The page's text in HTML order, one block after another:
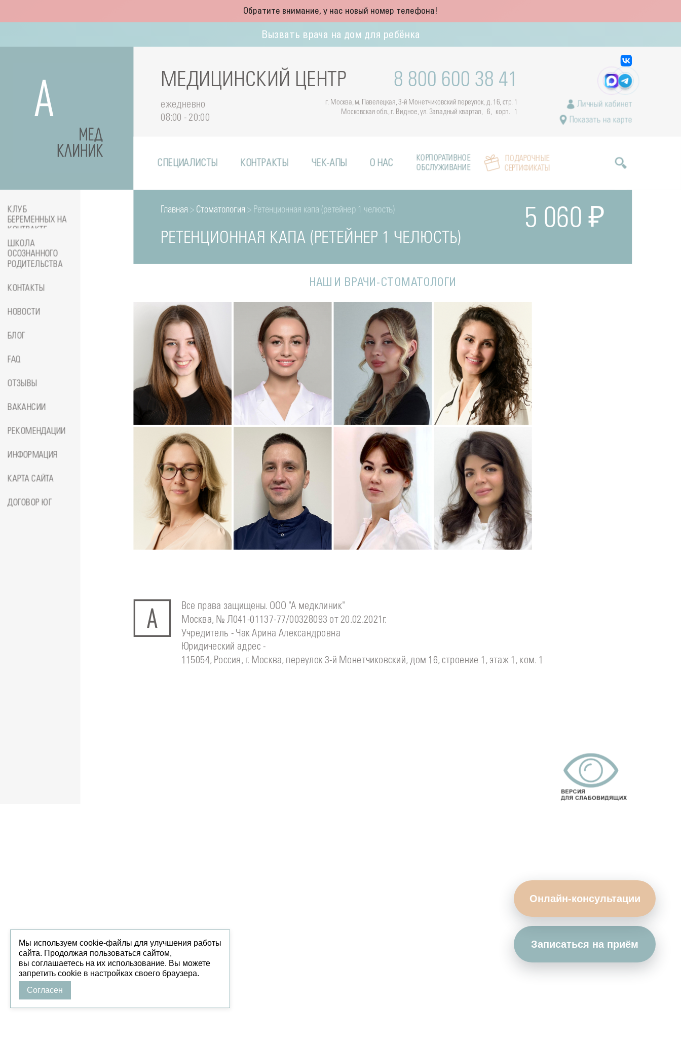
Обратите внимание, у нас новый номер телефона!
Вызвать врача на дом для ребёнка
МЕДИЦИНСКИЙ ЦЕНТР 8 800 600 38 41
г. Москва, м. Павелецкая, 3-й Монетчиковский переулок, д. 16, стр. 1
Московская обл., г. Видное, ул. Западный квартал, 6, корп. 1
ежедневно
08:00 - 20:00
Личный кабинет
Показать на карте
СПЕЦИАЛИСТЫ КОНТРАКТЫ ЧЕК-АПЫ О НАС
КОРПОРАТИВНОЕ
ОБСЛУЖИВАНИЕ
ПОДАРОЧНЫЕ
СЕРТИФИКАТЫ
КЛУБ
БЕРЕМЕННЫХ НА
КОНТРАКТЕ
ШКОЛА
ОСОЗНАННОГО
РОДИТЕЛЬСТВА
КОНТАКТЫ
НОВОСТИ
БЛОГ
FAQ
ОТЗЫВЫ
ВАКАНСИИ
РЕКОМЕНДАЦИИ
ИНФОРМАЦИЯ
КАРТА САЙТА
ДОГОВОР ЮГ
5 060 ₽
Главная > Стоматология > Ретенционная капа (ретейнер 1 челюсть)
РЕТЕНЦИОННАЯ КАПА (РЕТЕЙНЕР 1 ЧЕЛЮСТЬ)
НАШИ ВРАЧИ-СТОМАТОЛОГИ
Подробнее
Джумаева
Амина
Стоматолог-ортопед
Подробнее
о Наталья
Соколовская
Стоматолог-терапевт
Подробнеео Полина
Соколовская
Стоматолог-терапевт
Подробнеео
Прохорова
Стоматолог-терапевт
Подробнеео
Сейфетдинова
Стоматолог-ортодонт
Подробнеео
Симонов
Стоматолог детский
Подробнее о
Ситдикова
Стоматолог-хирург
Подробнеео
Тумасян
Стоматолог-терапевт
Все права защищены. ООО "А медклиник"
Москва, № Л041-01137-77/00328093 от 20.02.2021г.
Учредитель - Чак Арина Александровна
Юридический адрес -
115054, Россия, г. Москва, переулок 3-й Монетчиковский, дом 16, строение 1, этаж 1, ком. 1
Мы используем cookie-файлы для улучшения работы
сайта. Продолжая пользоваться сайтом,
вы соглашаетесь на их использование. Вы можете
запретить cookie в настройках своего браузера.
Согласен
Записаться на приём
Онлайн-консультации